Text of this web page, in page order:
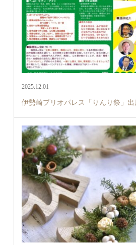
2025.12.01
伊勢崎プリオパレス「りんり祭」出